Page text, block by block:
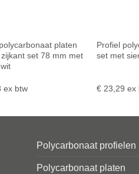
platen
set 78 mm met
ex btw
Profiel
set met
€23,29 ex
Polycarbonaat profielen
Polycarbonaat platen